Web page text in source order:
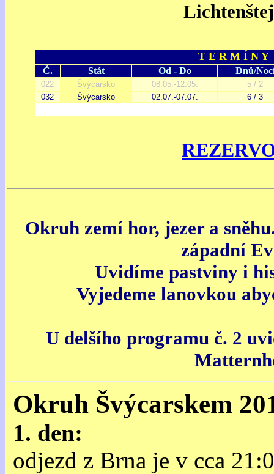
T E R M Í N Y
Č. Stát Od - Do Dnů/
022 Švýcarsko 08.05.-12.05.
5 / 2
032
Švýcarsko 02.07.-07.07. 6 / 3
Okruh zemí hor, jezer a
západní
Uvidíme pastviny i
Vyjedeme lanovkou
U delšího programu č. 2
Okruh Švýcarskem
1. den:
odjezd z Brna je v cca